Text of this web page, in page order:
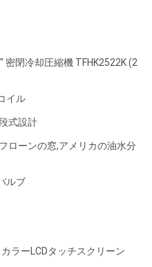
閉冷却圧縮機 TFHK2522K (2
イル
式設計
ローンの窓,アメリカの油水分
ルブ
ラーLCDタッチスクリーン